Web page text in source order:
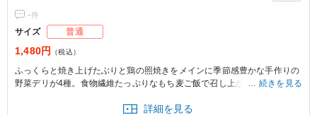
-件
サイズ 普通
1,480円 （税込）
ふっくらと焼き上げたぶりと鶏の照焼きをメインに季節感豊かな手作りの
野菜デリが4種。食物繊維たっぷりなもち麦ご飯で召し上がっていただく
続きを見る
詳細を見る